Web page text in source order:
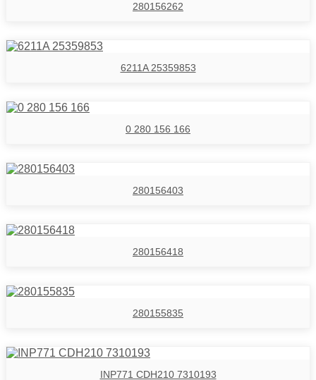
280156262
6211A 25359853
0 280 156 166
280156403
280156418
280155835
INP771 CDH210 7310193